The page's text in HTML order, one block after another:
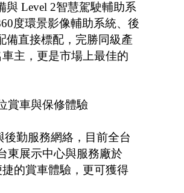
Level 2智慧駕駛輔助系
度環景影像輔助系統、後
備直接標配，完勝同級產
主，更是市場上最佳的
賞車與保修體驗
勤服務網絡，目前全台
東展示中心與服務廠於
的賞車體驗，更可獲得